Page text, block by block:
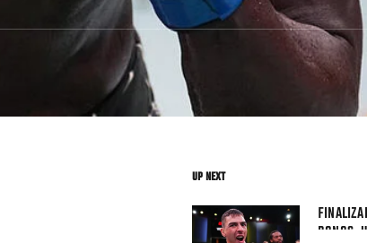
UP NEXT
BONOS: